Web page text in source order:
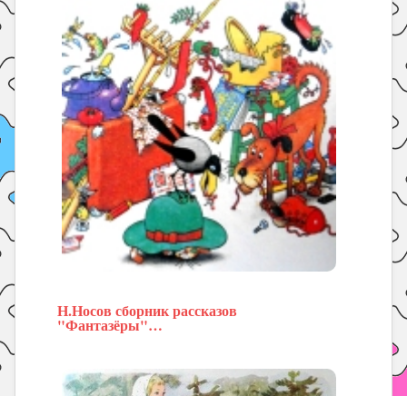
Н.Носов сборник рассказов
"Фантазёры"…